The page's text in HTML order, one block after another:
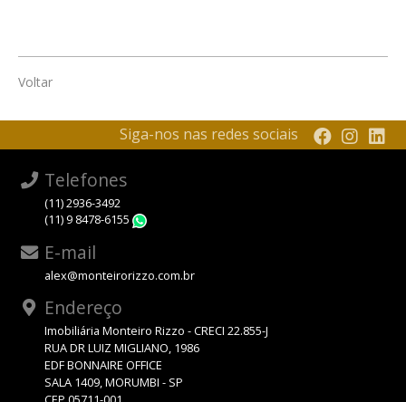
Voltar
Siga-nos nas redes sociais
Telefones
(11) 2936-3492
(11) 9 8478-6155
E-mail
alex@monteirorizzo.com.br
Endereço
Imobiliária Monteiro Rizzo - CRECI 22.855-J
RUA DR LUIZ MIGLIANO, 1986
EDF BONNAIRE OFFICE
SALA 1409, MORUMBI - SP